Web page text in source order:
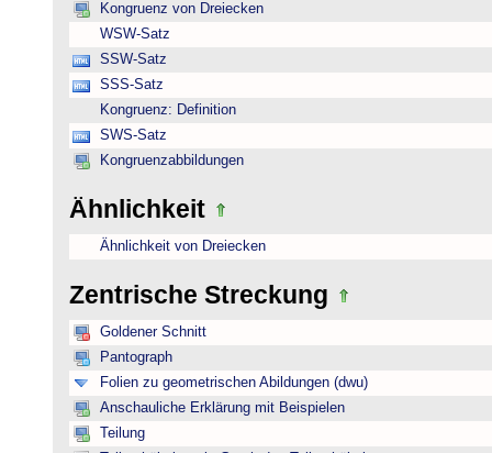
Kongruenz von Dreiecken
WSW-Satz
SSW-Satz
SSS-Satz
Kongruenz: Definition
SWS-Satz
Kongruenzabbildungen
Ähnlichkeit
Ähnlichkeit von Dreiecken
Zentrische Streckung
Goldener Schnitt
Pantograph
Folien zu geometrischen Abildungen (dwu)
Anschauliche Erklärung mit Beispielen
Teilung